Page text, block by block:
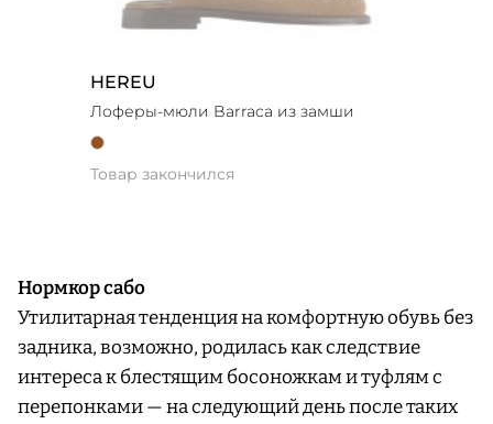
HEREU
Лоферы-мюли Barraca из замши
Товар закончился
Нормкор сабо
Утилитарная тенденция на комфортную обувь без
задника, возможно, родилась как следствие
интереса к блестящим босоножкам и туфлям с
перепонками — на следующий день после таких